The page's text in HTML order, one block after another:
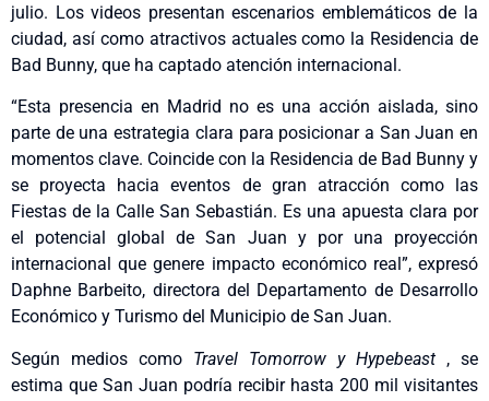
julio. Los videos presentan escenarios emblemáticos de la
ciudad, así como atractivos actuales como la Residencia de
Bad Bunny, que ha captado atención internacional.
“Esta presencia en Madrid no es una acción aislada, sino
parte de una estrategia clara para posicionar a San Juan en
momentos clave. Coincide con la Residencia de Bad Bunny y
se proyecta hacia eventos de gran atracción como las
Fiestas de la Calle San Sebastián. Es una apuesta clara por
el potencial global de San Juan y por una proyección
internacional que genere impacto económico real”, expresó
Daphne Barbeito, directora del Departamento de Desarrollo
Económico y Turismo del Municipio de San Juan.
Según medios como Travel Tomorrow y Hypebeast , se
estima que San Juan podría recibir hasta 200 mil visitantes